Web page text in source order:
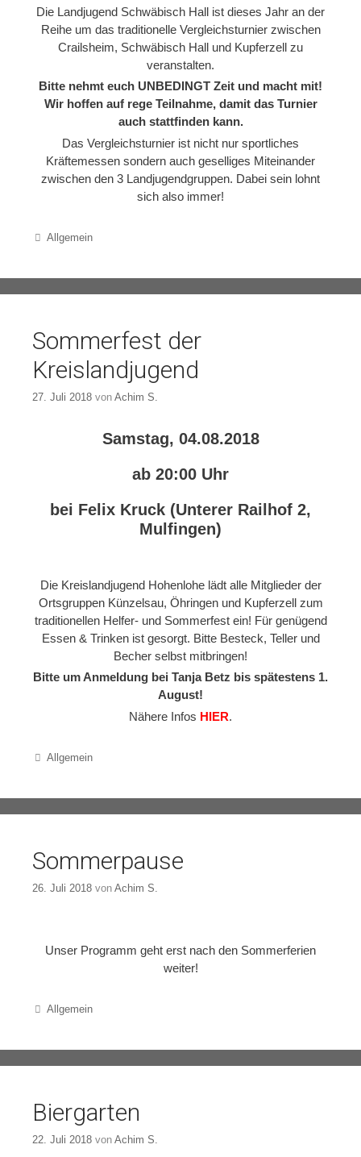
Die Landjugend Schwäbisch Hall ist dieses Jahr an der
Reihe um das traditionelle Vergleichsturnier zwischen
Crailsheim, Schwäbisch Hall und Kupferzell zu
veranstalten.
Bitte nehmt euch UNBEDINGT Zeit und macht mit!
Wir hoffen auf rege Teilnahme, damit das Turnier
auch stattfinden kann.
Das Vergleichsturnier ist nicht nur sportliches
Kräftemessen sondern auch geselliges Miteinander
zwischen den 3 Landjugendgruppen. Dabei sein lohnt
sich also immer!
Categories
Allgemein
Sommerfest der
Kreislandjugend
27. Juli 2018 von Achim S.
Samstag, 04.08.2018
ab 20:00 Uhr
bei Felix Kruck (Unterer Railhof 2,
Mulfingen)
Die Kreislandjugend Hohenlohe lädt alle Mitglieder der
Ortsgruppen Künzelsau, Öhringen und Kupferzell zum
traditionellen Helfer- und Sommerfest ein! Für genügend
Essen & Trinken ist gesorgt. Bitte Besteck, Teller und
Becher selbst mitbringen!
Bitte um Anmeldung bei Tanja Betz bis spätestens 1.
August!
Nähere Infos HIER.
Categories
Allgemein
Sommerpause
26. Juli 2018 von Achim S.
Unser Programm geht erst nach den Sommerferien
weiter!
Categories
Allgemein
Biergarten
22. Juli 2018 von Achim S.